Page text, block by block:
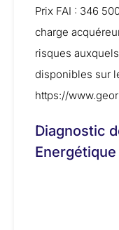
Prix FAI : 346
charge
risques
disponibles sur
https://
Diagnostic
Energétique